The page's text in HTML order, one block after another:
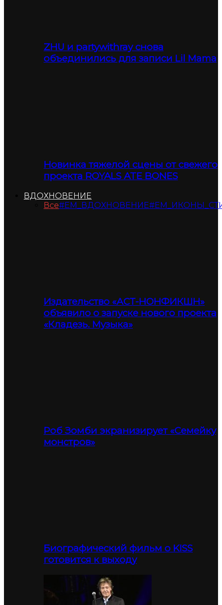
ZHU и partywithray снова
объединились для записи Lil Mama
Новинка тяжелой сцены от свежего
проекта ROYALS ATE BONES
ВДОХНОВЕНИЕ
Все#ЕМ_ВДОХНОВЕНИЕ
Издательство «АСТ-НОНФИКШН»
объявило о запуске нового проекта
«Кладезь. Музыка»
Роб Зомби экранизирует «Семейку
монстров»
Биографический фильм о KISS
готовится к выходу